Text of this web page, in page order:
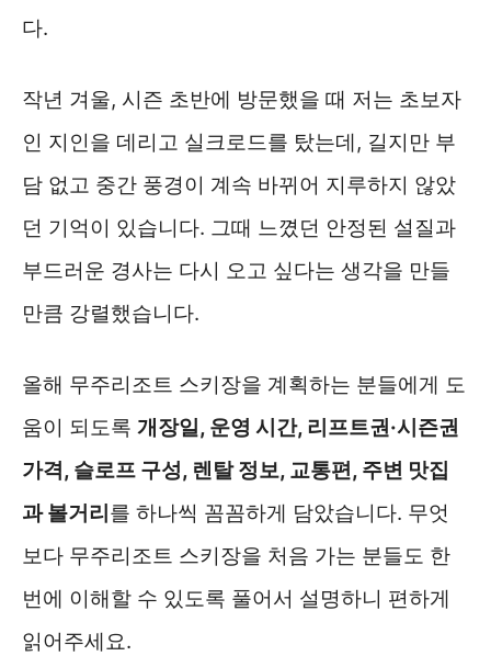
다.
작년 겨울, 시즌 초반에 방문했을 때 저는 초보자
인 지인을 데리고 실크로드를 탔는데, 길지만 부
담 없고 중간 풍경이 계속 바뀌어 지루하지 않았
던 기억이 있습니다. 그때 느꼈던 안정된 설질과
부드러운 경사는 다시 오고 싶다는 생각을 만들
만큼 강렬했습니다.
올해 무주리조트 스키장을 계획하는 분들에게 도
움이 되도록 개장일, 운영 시간, 리프트권·시즌권
가격, 슬로프 구성, 렌탈 정보, 교통편, 주변 맛집
과 볼거리 를 하나씩 꼼꼼하게 담았습니다. 무엇
보다 무주리조트 스키장을 처음 가는 분들도 한
번에 이해할 수 있도록 풀어서 설명하니 편하게
읽어주세요.